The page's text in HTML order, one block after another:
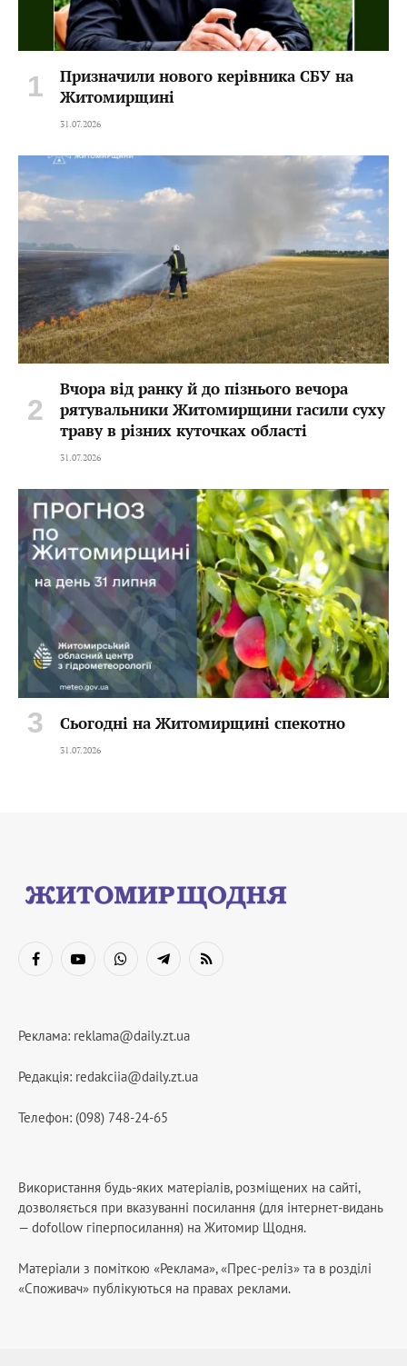
Призначили нового керівника СБУ на
Житомирщині
31.07.2026
Вчора від ранку й до пізнього вечора
рятувальники Житомирщини гасили суху
траву в різних куточках області
31.07.2026
Сьогодні на Житомирщині спекотно
31.07.2026
FacebookYouTubeWhatsAppTelegramRSS
Реклама: reklama@daily.zt.ua
Редакція: redakciia@daily.zt.ua
Телефон: (098) 748-24-65
Використання будь-яких матеріалів, розміщених на сайті,
дозволяється при вказуванні посилання (для інтернет-видань
— dofollow гіперпосилання) на Житомир Щодня.
Матеріали з поміткою «Реклама», «Прес-реліз» та в розділі
«Споживач» публікуються на правах реклами.